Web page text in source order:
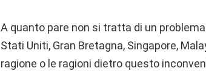
A quanto pare non si tratta di un
Stati Uniti, Gran Bretagna, Singapore,
ragione o le ragioni dietro questo